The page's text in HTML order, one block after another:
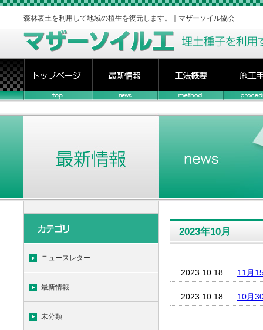
森林表土を利用して地域の植生を復元します。｜マザーソイル協会
ニュースレター
最新情報
未分類
2023年10月
2023.10.18. 11月
2023.10.18. 10月